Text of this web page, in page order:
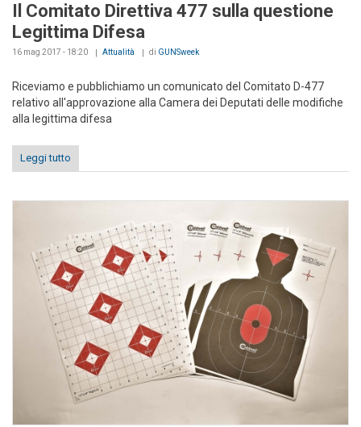
Il Comitato Direttiva 477 sulla questione
Legittima Difesa
16 mag 2017 - 18:20 Attualità di GUNSweek
Riceviamo e pubblichiamo un comunicato del Comitato D-477
relativo all'approvazione alla Camera dei Deputati delle modifiche
alla legittima difesa
Leggi tutto